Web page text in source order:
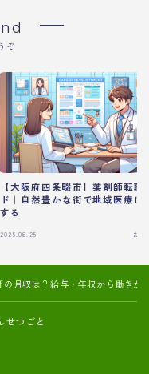
ぞ
【大阪府四条畷市】薬剤師転職
ド｜自然豊かな街で地域医療に
する
2025.06.25 お
の月収は？給与・年収から働きが
せつごと